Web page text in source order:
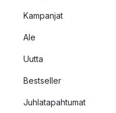
Kampanjat
Ale
Uutta
Bestseller
Juhlatapahtumat